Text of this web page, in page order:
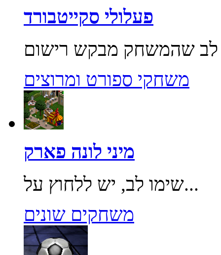
פעלולי סקייטבורד
משחקי ספורט ומרוצים
מיני לונה פארק
שימו לב, יש ללחוץ על...
משחקים שונים